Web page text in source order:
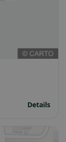
Details